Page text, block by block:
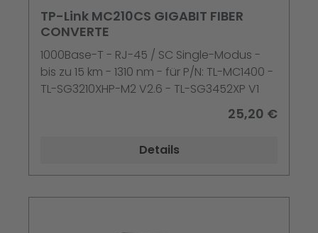
TP-Link MC210CS GIGABIT FIBER
CONVERTE
1000Base-T - RJ-45 / SC Single-Modus -
bis zu 15 km - 1310 nm - für P/N: TL-MC1400 -
TL-SG3210XHP-M2 V2.6 - TL-SG3452XP V1
25,20 €
Details